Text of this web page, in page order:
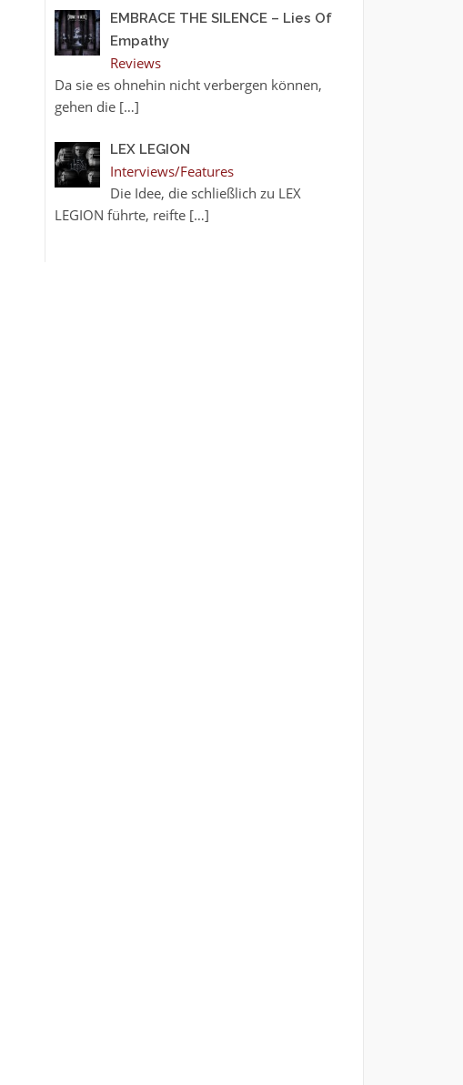
EMBRACE THE SILENCE – Lies Of
Empathy
Reviews
Da sie es ohnehin nicht verbergen können,
gehen die […]
LEX LEGION
Interviews/Features
Die Idee, die schließlich zu LEX
LEGION führte, reifte […]